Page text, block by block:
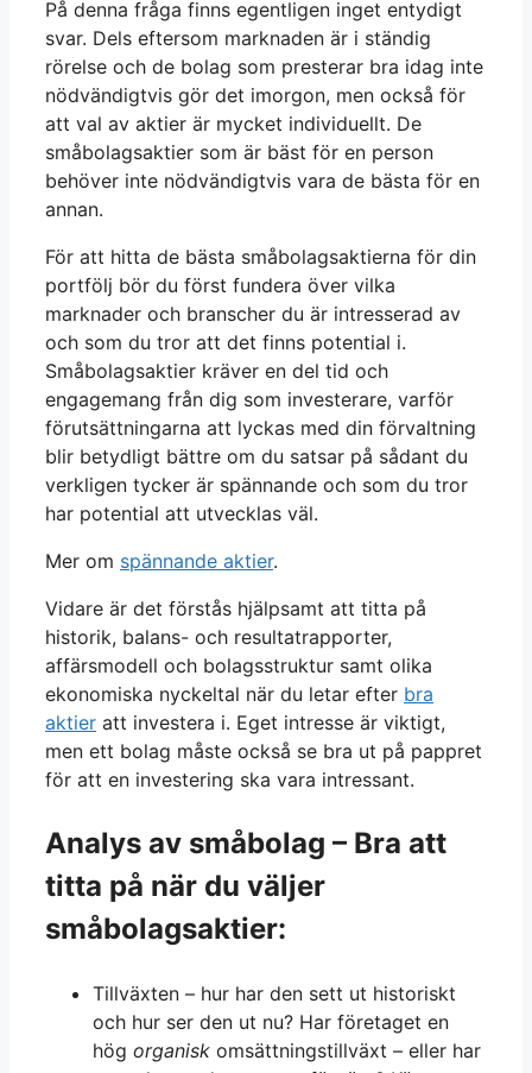
På denna fråga finns egentligen inget entydigt
svar. Dels eftersom marknaden är i ständig
rörelse och de bolag som presterar bra idag inte
nödvändigtvis gör det imorgon, men också för
att val av aktier är mycket individuellt. De
småbolagsaktier som är bäst för en person
behöver inte nödvändigtvis vara de bästa för en
annan.
För att hitta de bästa småbolagsaktierna för din
portfölj bör du först fundera över vilka
marknader och branscher du är intresserad av
och som du tror att det finns potential i.
Småbolagsaktier kräver en del tid och
engagemang från dig som investerare, varför
förutsättningarna att lyckas med din förvaltning
blir betydligt bättre om du satsar på sådant du
verkligen tycker är spännande och som du tror
har potential att utvecklas väl.
Mer om spännande aktier.
Vidare är det förstås hjälpsamt att titta på
historik, balans- och resultatrapporter,
affärsmodell och bolagsstruktur samt olika
ekonomiska nyckeltal när du letar efter bra
aktier att investera i. Eget intresse är viktigt,
men ett bolag måste också se bra ut på pappret
för att en investering ska vara intressant.
Analys av småbolag – Bra att
titta på när du väljer
småbolagsaktier:
Tillväxten – hur har den sett ut historiskt
och hur ser den ut nu? Har företaget en
hög organisk omsättningstillväxt – eller har